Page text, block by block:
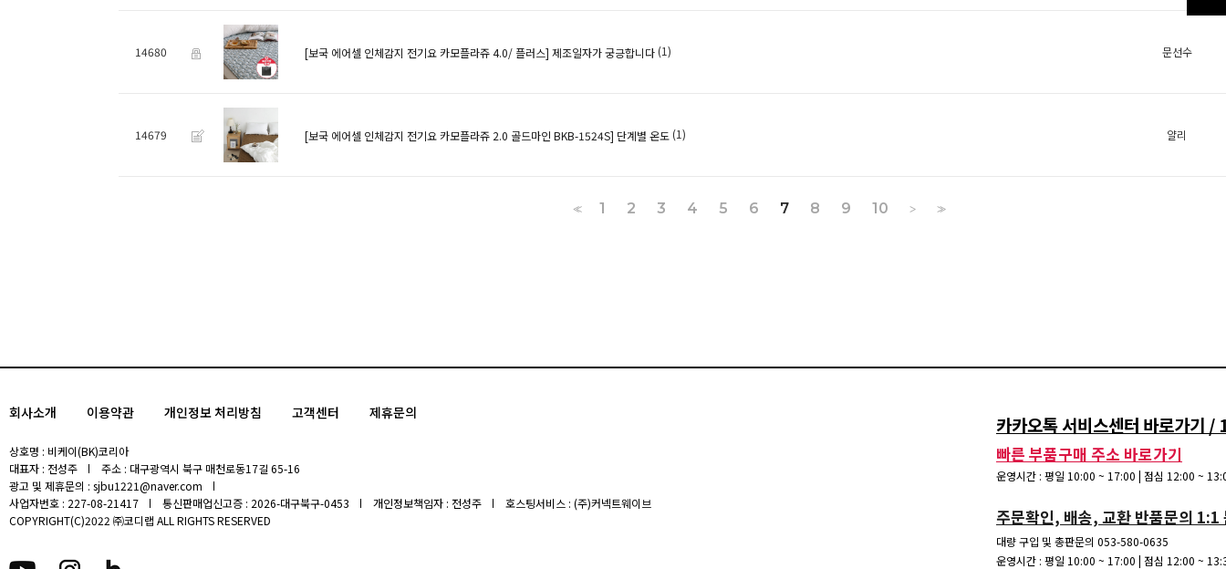
14680 [보국 에어셀 인체감지 전기요 카모플라쥬 4.0/ 플러스] 제조일자가 궁긍합니다 (1) 문선수
14679 [보국 에어셀 인체감지 전기요 카모플라쥬 2.0 골드마인 BKB-1524S] 단계별 온도 (1) 얄리
<< 1 2 3 4 5 6 7 8 9 10 > >>
회사소개 이용약관 개인정보 처리방침 고객센터 제휴문의
상호명 : 비케이(BK)코리아
대표자 : 전성주
주소 : 대구광역시 북구 매천로동17길 65-16
광고 및 제휴문의 : sjbu1221@naver.com
사업자번호 : 227-08-21417
통신판매업신고증 : 2026-대구북구-0453 개인정보책임자 : 전성주
호스팅서비스 : (주)커넥트웨이브
COPYRIGHT(C)2022 ㈜코디랩 ALL RIGHTS RESERVED
카카오톡 서비스센터 바로가기
빠른 부품구매 주소 바로가기
운영시간 : 평일 10:00 ~ 17:00 | 점심 12:00 ~
주문확인, 배송, 교환 반품문의 1:1
대량 구입 및 총판문의 053-580-0635
운영시간 : 평일 10:00 ~ 17:00 | 점심 12:00 ~